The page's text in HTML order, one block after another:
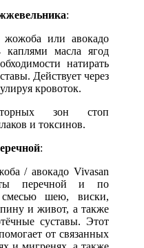
:
или авокадо
масла ягод
натирать
Действует через
кровоток.
зон стоп
и токсинов.
:
/ авокадо Vivasan
перечной и по
смесью шею, виски,
и живот, а также
суставы. Этот
от связанных